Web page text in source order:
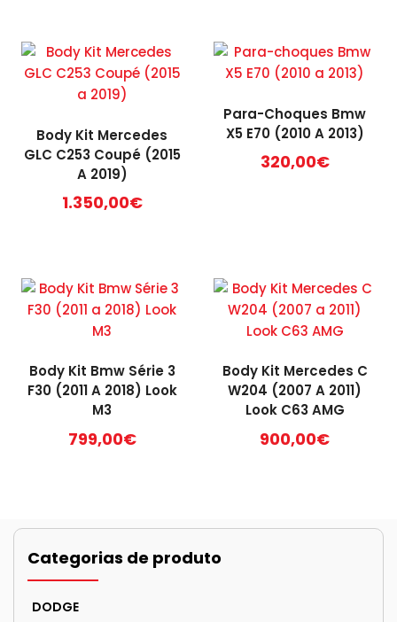
Body Kit Mercedes
GLC C253 Coupé (2015
A 2019)
1.350,00€
Para-Choques Bmw
X5 E70 (2010 A 2013)
320,00€
Body Kit Bmw Série 3
F30 (2011 A 2018) Look
M3
799,00€
Body Kit Mercedes C
W204 (2007 A 2011)
Look C63 AMG
900,00€
Categorias de produto
DODGE